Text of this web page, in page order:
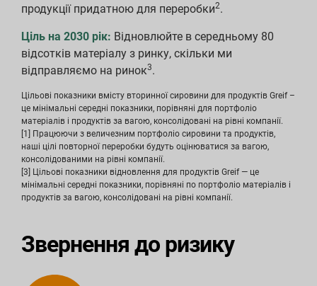
Звернення до ризику
продукції придатною для переробки2.
Ціль на 2030 рік: Відновлюйте в середньому 80
відсотків матеріалу з ринку, скільки ми
відправляємо на ринок3.
Цільові показники вмісту вторинної сировини для продуктів Greif –
це мінімальні середні показники, порівняні для портфоліо
матеріалів і продуктів за вагою, консолідовані на рівні компанії.
[1] Працюючи з величезним портфоліо сировини та продуктів,
наші цілі повторної переробки будуть оцінюватися за вагою,
консолідованими на рівні компанії.
[3] Цільові показники відновлення для продуктів Greif — це
мінімальні середні показники, порівняні по портфоліо матеріалів і
продуктів за вагою, консолідовані на рівні компанії.